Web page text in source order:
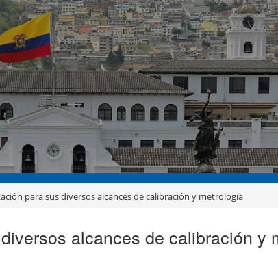
para sus diversos alcances de calibración y metrología
alcances de calibración y